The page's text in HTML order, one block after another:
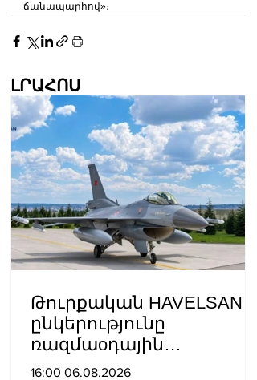
ճանապարհով»։
ԼՐԱՀՈՍ
Թուրքական HAVELSAN
ընկերությունը
ռազմաoդային
գործողությունների
16:00 06.08.2026